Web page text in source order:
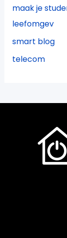
maak je
leefomgev
smart blog
telecom